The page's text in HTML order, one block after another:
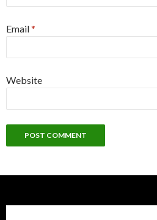
Email*
Website